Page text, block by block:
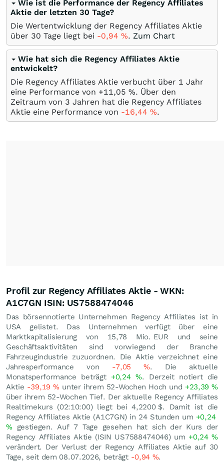
Wie ist die Performance der Regency Affiliates
Aktie der letzten 30 Tage?
Die Wertentwicklung der Regency Affiliates Aktie
über 30 Tage liegt bei -0,94 %. Zum Chart
Wie hat sich die Regency Affiliates Aktie
entwickelt?
Die Regency Affiliates Aktie verbucht über 1 Jahr
eine Performance von +11,05 %. Über den
Zeitraum von 3 Jahren hat die Regency Affiliates
Aktie eine Performance von -16,44 %.
Profil zur Regency Affiliates Aktie - WKN:
A1C7GN ISIN: US7588474046
Das börsennotierte Unternehmen Regency Affiliates ist in
USA gelistet. Das Unternehmen verfügt über eine
Marktkapitalisierung von 15,78 Mio. EUR und seine
Geschäftsaktivitäten sind vorwiegend der Branche
Fahrzeugindustrie zuzuordnen. Die Aktie verzeichnet eine
Jahresperformance von -7,05%. Die aktuelle
Monatsperformance beträgt +0,24%. Derzeit notiert die
Aktie -39,19%unter ihrem 52-Wochen Hoch und +23,39%
über ihrem 52-Wochen Tief. Der aktuelle Regency Affiliates
Realtimekurs (02:10:00) liegt bei 4,2200 $. Damit ist die
Regency Affiliates Aktie (A1C7GN) in 24 Stunden um +0,24
%gestiegen. Auf 7 Tage gesehen hat sich der Kurs der
Regency Affiliates Aktie (ISIN US7588474046) um +0,24%
verändert. Der Verlust der Regency Affiliates Aktie auf 30
Tage, seit dem 08.07.2026, beträgt -0,94 %.